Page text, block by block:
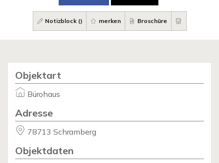
Notizblock () merken Broschüre
Objektart
Bürohaus
Adresse
78713 Schramberg
Objektdaten